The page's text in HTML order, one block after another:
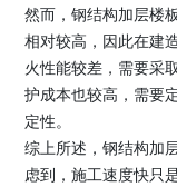
然而，钢结构加层楼
相对较高，因此在建
火性能较差，需要采
护成本也较高，需要
定性。
综上所述，钢结构加
虑到，施工速度快只